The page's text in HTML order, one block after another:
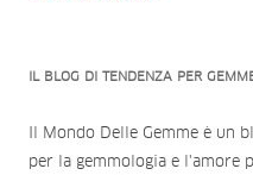
IL BLOG DI TENDENZA PER
Il Mondo Delle Gemme è un
per la gemmologia e l'amore